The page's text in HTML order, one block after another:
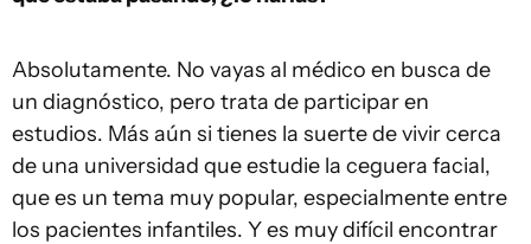
Absolutamente. No vayas al médico en busca de
un diagnóstico, pero trata de participar en
estudios. Más aún si tienes la suerte de vivir cerca
de una universidad que estudie la ceguera facial,
que es un tema muy popular, especialmente entre
los pacientes infantiles. Y es muy difícil encontrar